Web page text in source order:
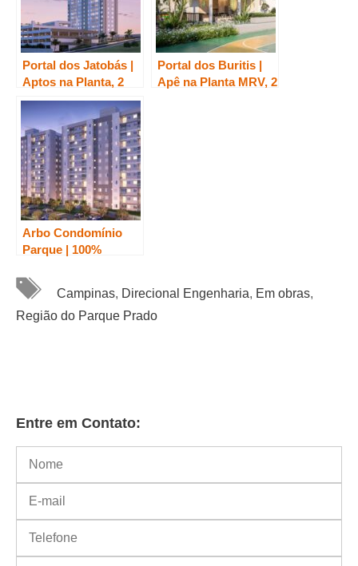
Portal dos Jatobás |
Aptos na Planta, 2
quartos, região
Parque Prado/
Panamby Campinas
Portal dos Buritis |
Apê na Planta MRV, 2
Arbo Condomínio
Parque | 100%
Apartamentos na
Planta em Campinas,
Minha Casa Minha
Campinas, Direcional Engenharia, Em obras,
Região do Parque Prado
Entre em Contato: